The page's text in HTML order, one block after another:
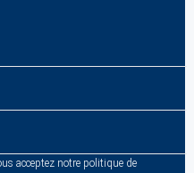
acceptez notre politique de